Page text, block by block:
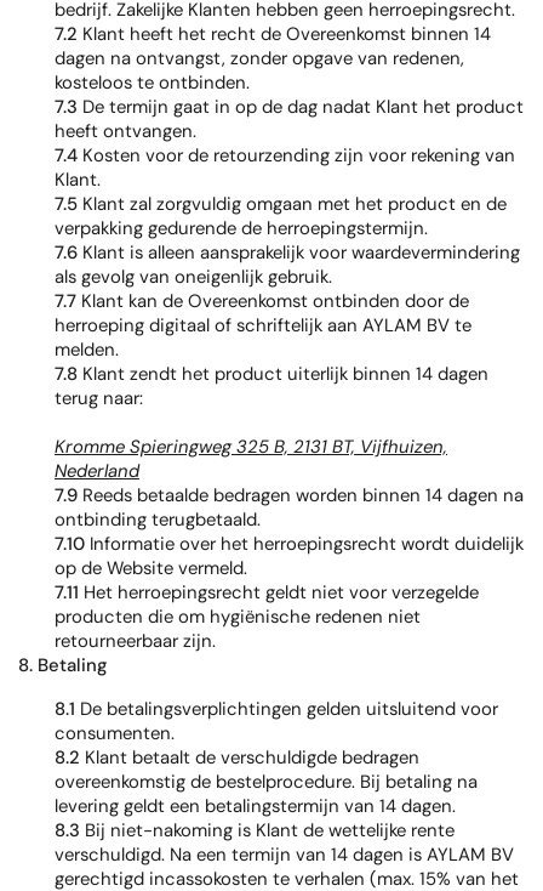
bedrijf. Zakelijke Klanten hebben geen herroepingsrecht.
7.2 Klant heeft het recht de Overeenkomst binnen 14
dagen na ontvangst, zonder opgave van redenen,
kosteloos te ontbinden.
7.3 De termijn gaat in op de dag nadat Klant het product
heeft ontvangen.
7.4 Kosten voor de retourzending zijn voor rekening van
Klant.
7.5 Klant zal zorgvuldig omgaan met het product en de
verpakking gedurende de herroepingstermijn.
7.6 Klant is alleen aansprakelijk voor waardevermindering
als gevolg van oneigenlijk gebruik.
7.7 Klant kan de Overeenkomst ontbinden door de
herroeping digitaal of schriftelijk aan AYLAM BV te
melden.
7.8 Klant zendt het product uiterlijk binnen 14 dagen
terug naar:
Kromme Spieringweg 325 B, 2131 BT, Vijfhuizen,
Nederland
7.9 Reeds betaalde bedragen worden binnen 14 dagen na
ontbinding terugbetaald.
7.10 Informatie over het herroepingsrecht wordt duidelijk
op de Website vermeld.
7.11 Het herroepingsrecht geldt niet voor verzegelde
producten die om hygiënische redenen niet
retourneerbaar zijn.
8. Betaling
8.1 De betalingsverplichtingen gelden uitsluitend voor
consumenten.
8.2 Klant betaalt de verschuldigde bedragen
overeenkomstig de bestelprocedure. Bij betaling na
levering geldt een betalingstermijn van 14 dagen.
8.3 Bij niet-nakoming is Klant de wettelijke rente
verschuldigd. Na een termijn van 14 dagen is AYLAM BV
gerechtigd incassokosten te verhalen (max. 15% van het